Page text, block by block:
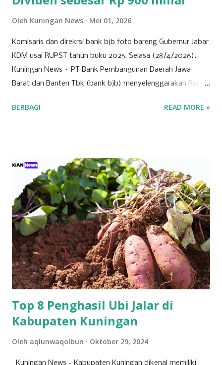
Oleh Kuningan News Mei 01, 2026
Komisaris dan direkrsi bank bjb foto bareng Gubernur Jabar
KDM usai RUPST tahun buku 2025, Selasa (28/4/2026).
Kuningan News – PT Bank Pembangunan Daerah Jawa
Barat dan Banten Tbk (bank bjb) menyelenggarakan Rapat
2025 pada Selasa (28/4/2026). Rapat berlangsung secara
yang mengedepankan prinsip tata kelola perusahaan yang
baik, bank bjb mengundang seluruh pemegang saham
untuk turut serta dalam forum strategis ini. RUPST menjadi
wadah penting dalam proses pengambilan keputusan yang
berdampak langsung pada arah dan pertumbuhan
perusahaan ke depan. Tujuh agenda utama telah disusun
untuk dibahas dan diputuskan dalam RUPST kali ini.
Agenda-agenda tersebut disusun berdasarkan peraturan
perundang-undangan, usulan pemegang saham utama,
serta kepentingan strategis korporasi dalam men...
BERBAGI READ MORE »
Top 8 Penghasil Ubi Jalar di
Kabupaten Kuningan
Oleh aqlunwaqolbun Oktober 29, 2024
Kuningan News - Kabupaten Kuningan dikenal memiliki